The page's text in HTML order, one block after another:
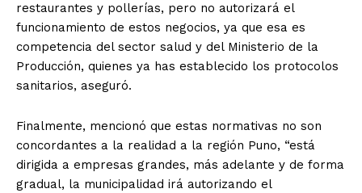
restaurantes y pollerías, pero no autorizará el
funcionamiento de estos negocios, ya que esa es
competencia del sector salud y del Ministerio de la
Producción, quienes ya has establecido los protocolos
sanitarios, aseguró.
Finalmente, mencionó que estas normativas no son
concordantes a la realidad a la región Puno, “está
dirigida a empresas grandes, más adelante y de forma
gradual, la municipalidad irá autorizando el